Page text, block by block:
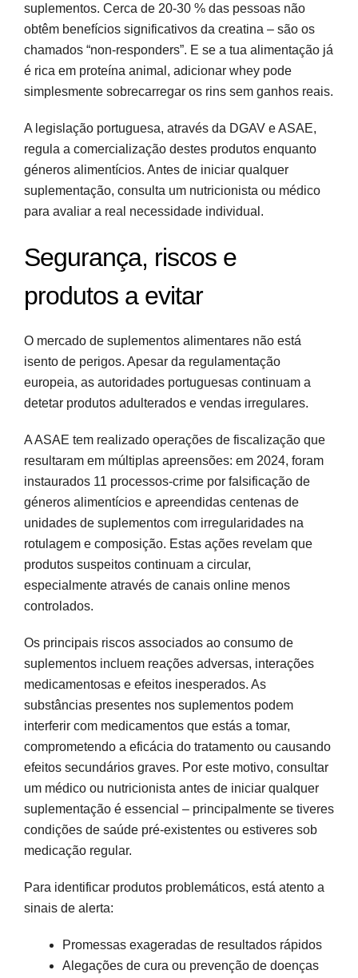
suplementos. Cerca de 20-30 % das pessoas não
obtêm benefícios significativos da creatina – são os
chamados “non-responders”. E se a tua alimentação já
é rica em proteína animal, adicionar whey pode
simplesmente sobrecarregar os rins sem ganhos reais.
A legislação portuguesa, através da DGAV e ASAE,
regula a comercialização destes produtos enquanto
géneros alimentícios. Antes de iniciar qualquer
suplementação, consulta um nutricionista ou médico
para avaliar a real necessidade individual.
Segurança, riscos e
produtos a evitar
O mercado de suplementos alimentares não está
isento de perigos. Apesar da regulamentação
europeia, as autoridades portuguesas continuam a
detetar produtos adulterados e vendas irregulares.
A ASAE tem realizado operações de fiscalização que
resultaram em múltiplas apreensões: em 2024, foram
instaurados 11 processos-crime por falsificação de
géneros alimentícios e apreendidas centenas de
unidades de suplementos com irregularidades na
rotulagem e composição. Estas ações revelam que
produtos suspeitos continuam a circular,
especialmente através de canais online menos
controlados.
Os principais riscos associados ao consumo de
suplementos incluem reações adversas, interações
medicamentosas e efeitos inesperados. As
substâncias presentes nos suplementos podem
interferir com medicamentos que estás a tomar,
comprometendo a eficácia do tratamento ou causando
efeitos secundários graves. Por este motivo, consultar
um médico ou nutricionista antes de iniciar qualquer
suplementação é essencial – principalmente se tiveres
condições de saúde pré-existentes ou estiveres sob
medicação regular.
Para identificar produtos problemáticos, está atento a
sinais de alerta:
Promessas exageradas de resultados rápidos
Alegações de cura ou prevenção de doenças